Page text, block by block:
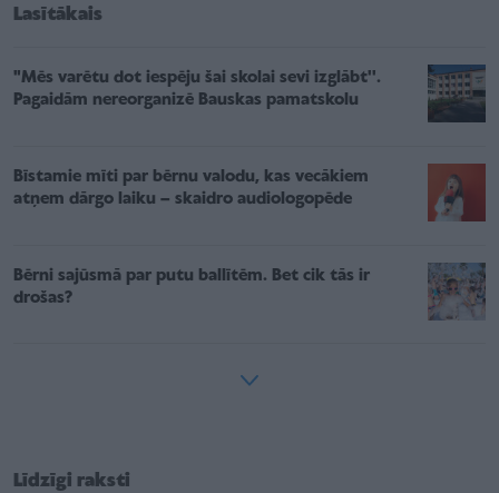
Lasītākais
"Mēs varētu dot iespēju šai skolai sevi izglābt''.
Pagaidām nereorganizē Bauskas pamatskolu
Bīstamie mīti par bērnu valodu, kas vecākiem
atņem dārgo laiku – skaidro audiologopēde
Bērni sajūsmā par putu ballītēm. Bet cik tās ir
drošas?
Līdzīgi raksti